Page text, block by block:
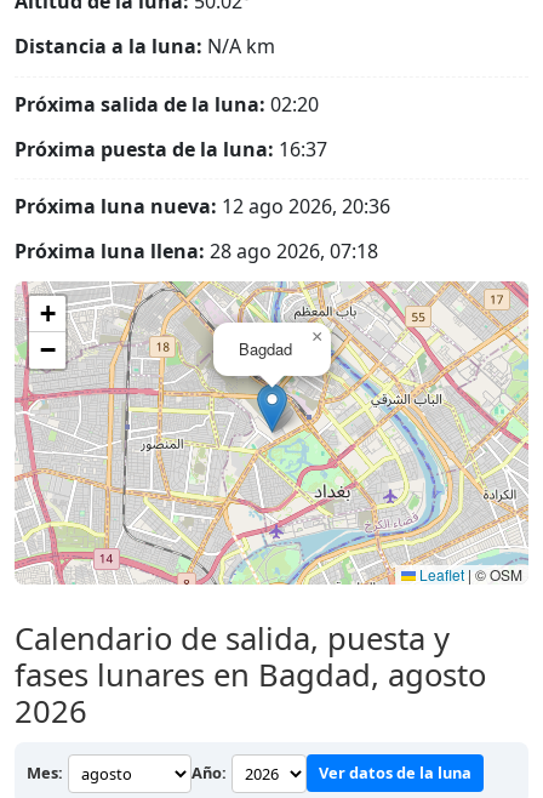
Distancia a la luna: N/A km
Próxima salida de la luna: 02:20
Próxima puesta de la luna: 16:37
Próxima luna nueva: 12 ago 2026, 20:36
Próxima luna llena: 28 ago 2026, 07:18
Bagdad
×
+
−
Leaflet | © OSM
Calendario de salida, puesta y
fases lunares en Bagdad, agosto
2026
Mes: Año: Ver datos de la luna